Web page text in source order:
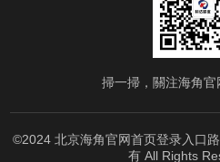
掃一掃，關注海角
©2024 北京海角官网首页登录入口
有 All Rights